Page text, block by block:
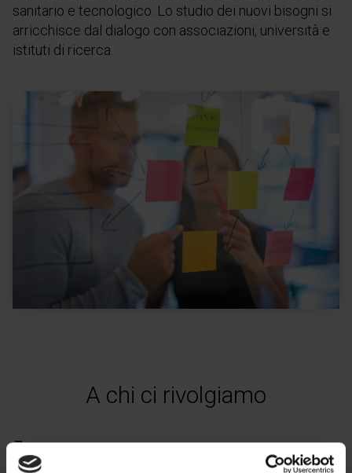
sanitario e tecnologico. Lo studio dei nuovi bisogni si
arricchisce dal dialogo con associazioni, università e
istituti di ricerca.
A chi ci rivolgiamo